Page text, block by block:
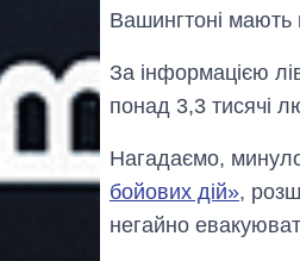
Вашингтоні мають
За інформацією
понад 3,3 тисячі
Нагадаємо,
бойових дій»,
негайно